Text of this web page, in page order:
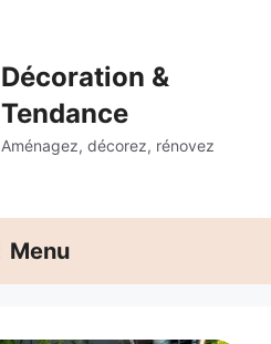
Décoration &
Tendance
Aménagez, décorez, rénovez
Menu